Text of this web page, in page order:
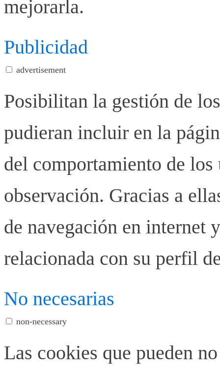
mejorarla.
Publicidad
advertisement
Posibilitan la gestión de
pudieran incluir en la
del comportamiento de los
observación. Gracias a
de navegación en internet
relacionada con su perfil
No necesarias
non-necessary
Las cookies que pueden